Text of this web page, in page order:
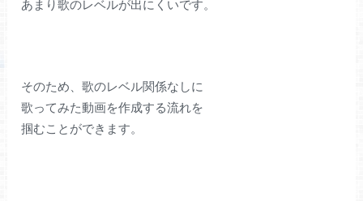
あまり歌のレベルが出にくいです。
そのため、歌のレベル関係なしに
歌ってみた動画を作成する流れを
掴むことができます。